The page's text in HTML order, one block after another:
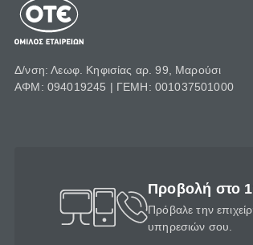
Δ/νση: Λεωφ. Κηφισίας αρ. 99, Μαρούσι
ΑΦΜ: 094019245 | ΓΕΜΗ: 001037501000
Προβολή στο
Πρόβαλε την
υπηρεσιών σου.